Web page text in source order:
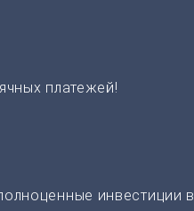
платежей!
инвестиции в